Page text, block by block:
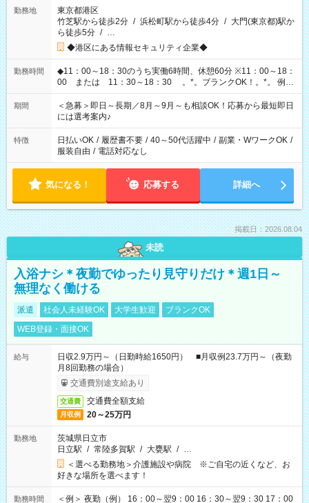
勤務地
東京都港区
竹芝駅から徒歩2分 / 浜松町駅から徒歩4分 / 大門(東京都)駅か
ら徒歩5分 / …
◆港区にある情報セキュリティ企業◆
勤務時間
◆11：00～18：30のうち実働6時間、休憩60分 ※11：00～18：
00 または 11：30～18：30 。*。ブランクOK！。*。 例え
ば前職が、 在宅/財団法人/事務/コールセンター/受付/販売/カフェ
スタッフ スイーツ販売/ホテルフロント/化粧品販売/など 様々な
業界から入社して活躍されています♪
期間
＜急募＞即日～長期／8月～9月～も相談OK！応募から最短即日
には選考案内♪
特徴 日払いOK / 履歴書不要 / 40～50代活躍中 / 副業・WワークOK /
服装自由 / 電話対応なし
気になる！ 応募する 詳細へ
掲載日：2026.08.04
未読
入浴ナシ＊夜勤でゆったり見守りだけ＊週1日～
無理なく働ける
派遣 社会人未経験OK 大学生歓迎
ブランクOK
WEB登録・面接OK
給与
日収2.9万円～（日勤時給1650円） ■月収例23.7万円～（夜勤
月8回勤務の場合）
交通費別途支給あり
交通費 交通費全額支給
月収例 20～25万円
勤務地
茨城県日立市
日立駅 / 常陸多賀駅 / 大甕駅 / …
＜選べる勤務地＞介護施設や病院 ※ご自宅の近くなど、お
好きな場所を選べます！
勤務時間 ＜例＞ 夜勤（例） 16：00～翌9：00 16：30～翌9：30 17：00